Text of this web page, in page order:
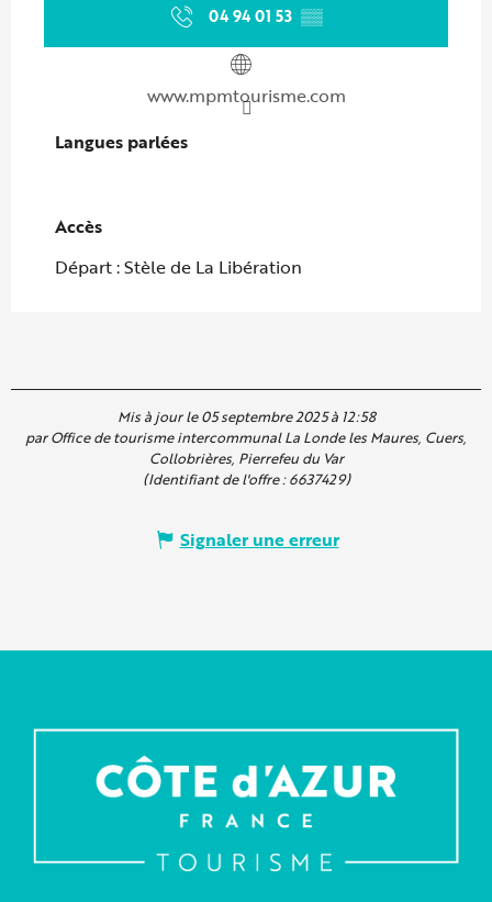
04 94 01 53 ▒▒
www.mpmtourisme.com
Langues parlées
Langues parlées
Accès
Accès
Départ : Stèle de La Libération
Mis à jour le 05 septembre 2025 à 12:58
par Office de tourisme intercommunal La Londe les Maures, Cuers,
Collobrières, Pierrefeu du Var
(Identifiant de l'offre :6637429)
Signaler une erreur